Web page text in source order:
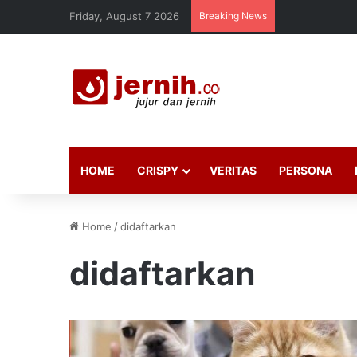
Friday, August 7 2026 Breaking News
HOME CRISPY VERITAS PERSONA
Home /didaftarkan
didaftarkan